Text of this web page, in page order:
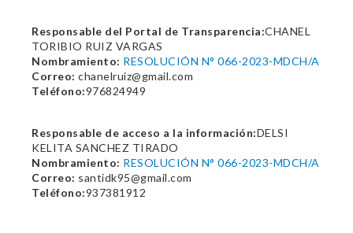
Responsable del Portal de Transparencia:CHANEL
TORIBIO RUIZ VARGAS
Nombramiento: RESOLUCIÓN N° 066-2023-MDCH/A
Correo: chanelruiz@gmail.com
Teléfono:976824949
Responsable de acceso a la información:DELSI
KELITA SANCHEZ TIRADO
Nombramiento: RESOLUCIÓN N° 066-2023-MDCH/A
Correo: santidk95@gmail.com
Teléfono:937381912